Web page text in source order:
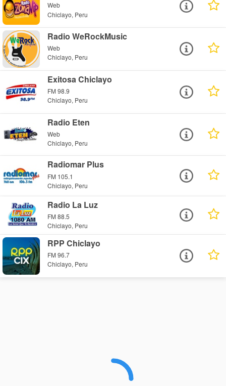
Web
Chiclayo, Peru
Radio WeRockMusic
Web
Chiclayo, Peru
Exitosa Chiclayo
FM 98.9
Chiclayo, Peru
Radio Eten
Web
Chiclayo, Peru
Radiomar Plus
FM 105.1
Chiclayo, Peru
Radio La Luz
FM 88.5
Chiclayo, Peru
RPP Chiclayo
FM 96.7
Chiclayo, Peru